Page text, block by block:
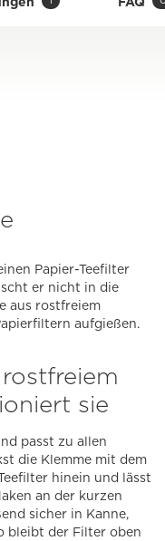
Papier-Teefilter
er nicht in die
aus rostfreiem
aufgießen.
sie
passt zu allen
die Klemme mit dem
hinein und lässt
an der kurzen
sicher in Kanne,
bleibt der Filter oben